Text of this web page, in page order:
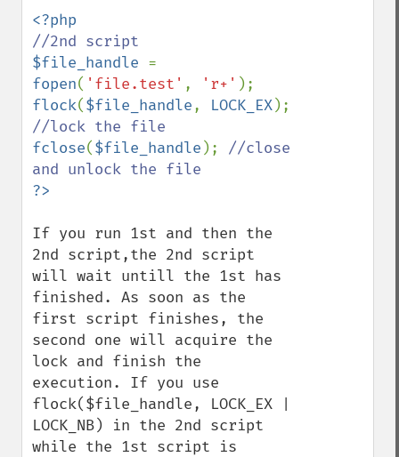
$file_handle
fopen( 'file.test' , 'r+'
flock($file_handle, LOCK_EX
fclose($file_handle ); //close
If you run 1st and then the
2nd script,the 2nd script
will wait untill the 1st has
finished. As soon as the
first script finishes, the
second one will acquire the
lock and finish the
execution. If you use
flock($file_handle, LOCK_EX |
LOCK_NB) in the 2nd script
while the 1st script is